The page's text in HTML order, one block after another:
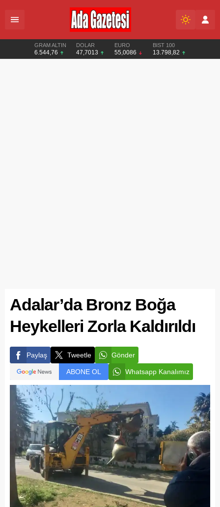
GRAM ALTIN
6.544,76
DOLAR
47,7013
EURO
55,0086
BIST 100
13.798,82
Adalar’da Bronz Boğa
Heykelleri Zorla Kaldırıldı
Paylaş Tweetle Gönder
ABONE OL Whatsapp Kanalımız